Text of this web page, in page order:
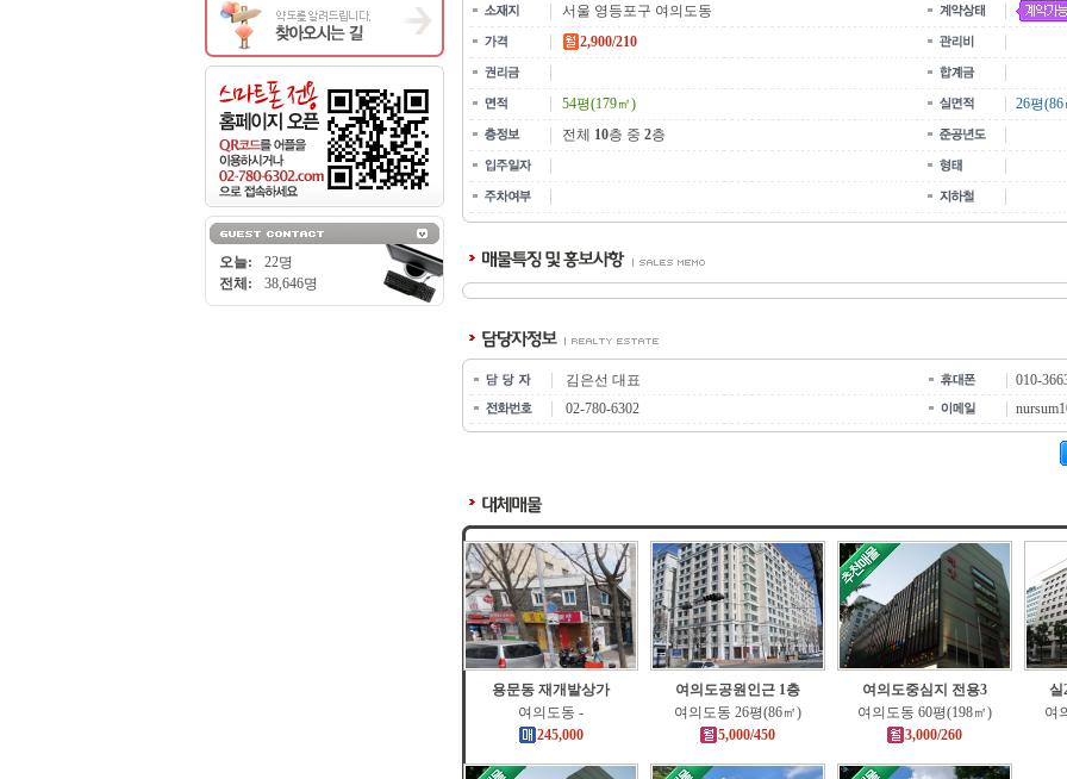
오늘:
22명
전체:
38,646명
서울 영등포구 여의도동
2,900/210
54평(179㎡)
26평(86
전체 10층 중 2층
김은선 대표
010-
02-780-6302
용문동 재개발상가
여의도동 -
245,000
여의도공원인근 1층
여의도동 26평(86㎡)
5,000/450
여의도중심지 전용3
여의도동 60평(198㎡)
3,000/260
실
여